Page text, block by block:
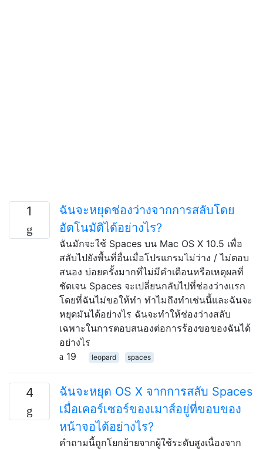
1
ฉันจะหยุดช่องว่างจากการสลับโดย
อัตโนมัติได้อย่างไร?
ฉันมักจะใช้ Spaces บน Mac OS X 10.5 เพื่อ
สลับไปยังพื้นที่อื่นเมื่อโปรแกรมไม่ว่าง / ไม่ตอบ
สนอง บ่อยครั้งมากที่ไม่มีคำเตือนหรือเหตุผลที่
ชัดเจน Spaces จะเปลี่ยนกลับไปที่ช่องว่างแรก
โดยที่ฉันไม่ขอให้ทำ ทำไมถึงทำเช่นนี้และฉันจะ
หยุดมันได้อย่างไร ฉันจะทำให้ช่องว่างสลับ
เฉพาะในการตอบสนองต่อการร้องขอของฉันได้
อย่างไร
19
leopard spaces
4
ฉันจะหยุด OS X จากการสลับ Spaces
เมื่อเคอร์เซอร์ของเมาส์อยู่ที่ขอบของ
หน้าจอได้อย่างไร?
คำถามนี้ถูกโยกย้ายจากผู้ใช้ระดับสูงเนื่องจาก